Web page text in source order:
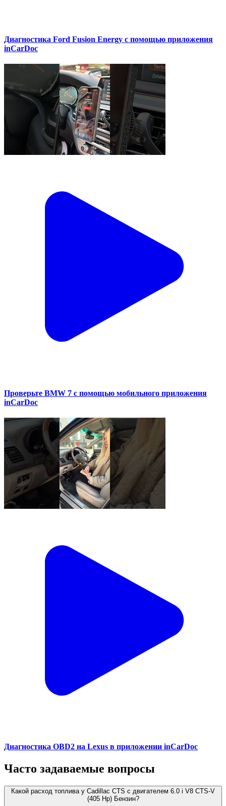
Диагностика Ford Fusion Energy с помощью приложения
inCarDoc
Проверьте BMW 7 с помощью мобильного приложения
inCarDoc
Диагностика OBD2 на Lexus в приложении inCarDoc
Часто задаваемые вопросы
Какой расход топлива у Cadillac CTS с двигателем 6.0 i V8 CTS-V
(405 Hp) Бензин?